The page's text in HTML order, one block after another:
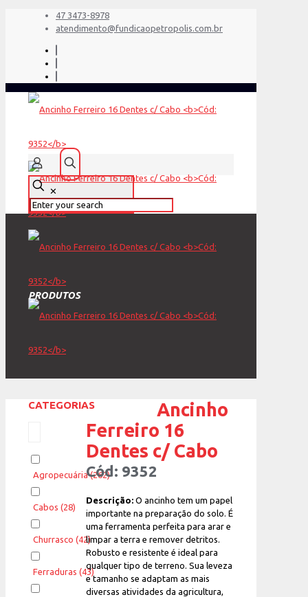
47 3473-8978
atendimento@fundicaopetropolis.com.br
✕
PRODUTOS
Ancinho
Ferreiro 16
Dentes c/ Cabo
Cód: 9352
Descrição:O ancinho tem um papel
importante na preparação do solo. É
uma ferramenta perfeita para arar e
limpar a terra e remover detritos.
Robusto e resistente é ideal para
qualquer tipo de terreno. Sua leveza
e tamanho se adaptam as mais
diversas atividades da agricultura,
CATEGORIAS
Agropecuária (262)
Cabos (28)
Churrasco (42)
Ferraduras (43)